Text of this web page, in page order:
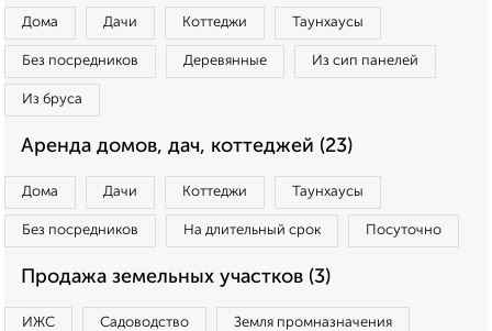
Дома Дачи Коттеджи Таунхаусы
Без посредников Деревянные Из сип панелей
Из бруса
Аренда домов, дач, коттеджей (23)
Дома Дачи Коттеджи Таунхаусы
Без посредников На длительный срок Посуточно
Продажа земельных участков (3)
ИЖС Садоводство Земля промназначения